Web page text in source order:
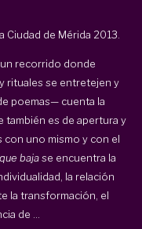
de Mérida 2013.
recorrido donde
rituales se entretejen y
poemas— cuenta la
también es de apertura y
uno mismo y con el
bajase encuentra la
la relación
la transformación, el
de ...